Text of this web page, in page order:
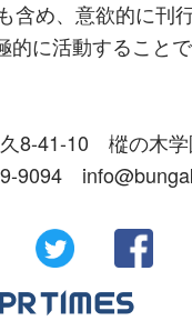
め、意欲的に刊
に活動すること
8-41-10 樅の木学
9094